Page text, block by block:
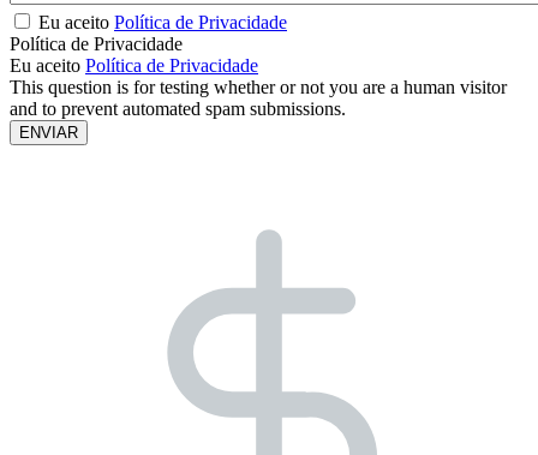
Eu aceito Política de Privacidade
Política de Privacidade
Eu aceito Política de Privacidade
This question is for testing whether or not you are a human visitor
and to prevent automated spam submissions.